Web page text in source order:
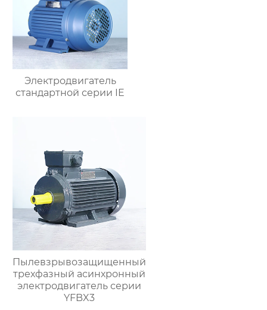
Электродвигатель
стандартной серии IE
Пылевзрывозащищенный
трехфазный асинхронный
электродвигатель серии
YFBX3